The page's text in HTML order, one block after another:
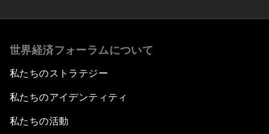
世界経済フォーラムについて
私たちのストラテジー
私たちのアイデンティティ
私たちの活動